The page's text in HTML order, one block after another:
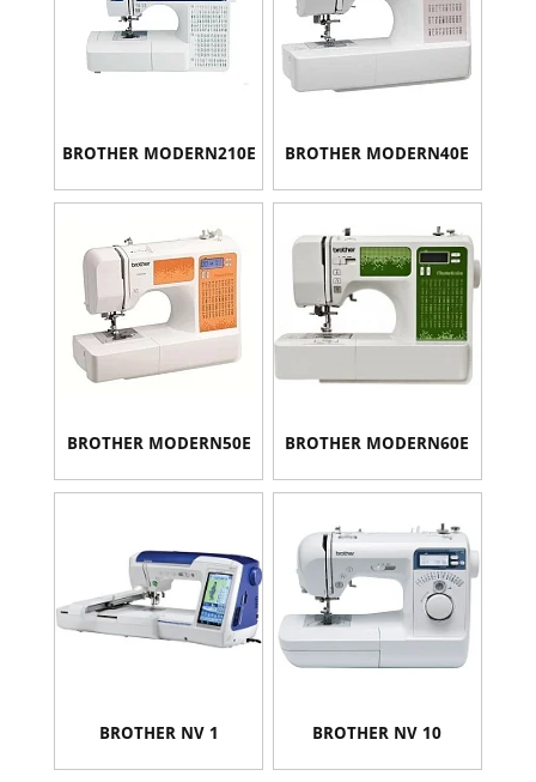
BROTHER MODERN210E BROTHER MODERN40E
BROTHER MODERN50E BROTHER MODERN60E
BROTHER NV 1 BROTHER NV 10